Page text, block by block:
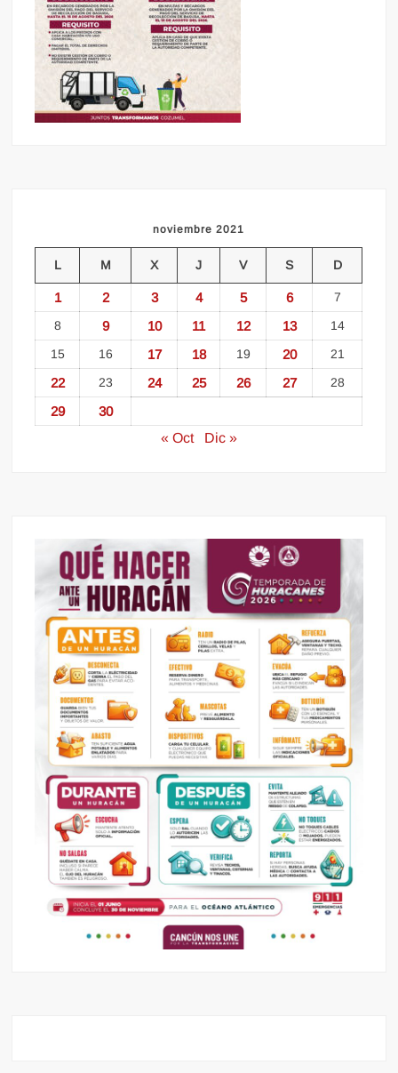
noviembre 2021
L M X J V S D
1 2 3 4 5 6
7
8
9 10 11 12 13
14
15
16 17 18 19 20 21
22 23 24 25 26 27 28
29
30
« Oct
Dic »